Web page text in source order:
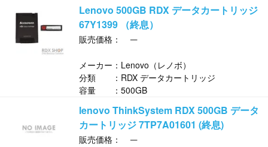
Lenovo 500GB RDX データカートリッジ
67Y1399 （終息）
販売価格： ─
メーカー：Lenovo（レノボ）
分類 ：RDX データカートリッジ
容量 ：500GB
lenovo ThinkSystem RDX 500GB データ
カートリッジ 7TP7A01601 (終息)
販売価格： ─